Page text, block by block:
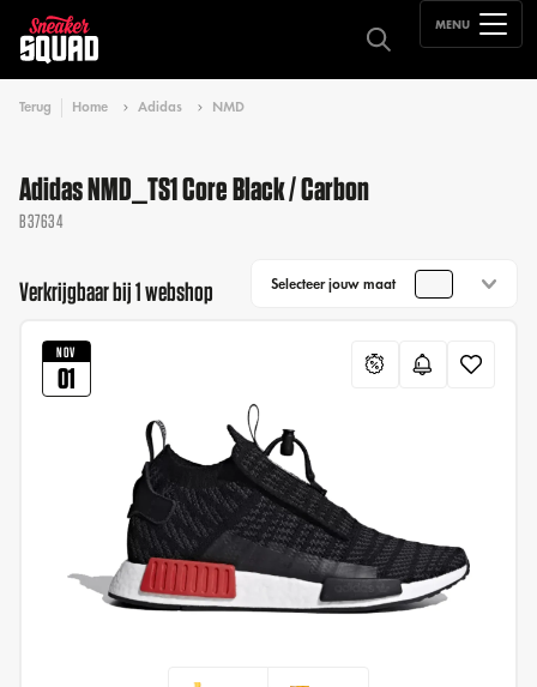
MENU
Terug Home Adidas NMD
Adidas NMD_TS1 Core Black / Carbon
B37634
Verkrijgbaar bij 1 webshop Selecteer jouw maat
NOV
01